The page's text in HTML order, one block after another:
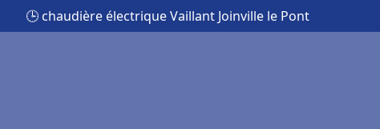
🕒 chaudière électrique Vaillant Joinville le Pont